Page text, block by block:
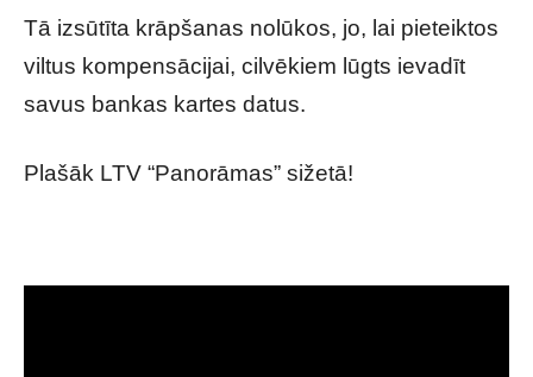
Tā izsūtīta krāpšanas nolūkos, jo, lai pieteiktos
viltus kompensācijai, cilvēkiem lūgts ievadīt
savus bankas kartes datus.
Plašāk LTV “Panorāmas” sižetā!